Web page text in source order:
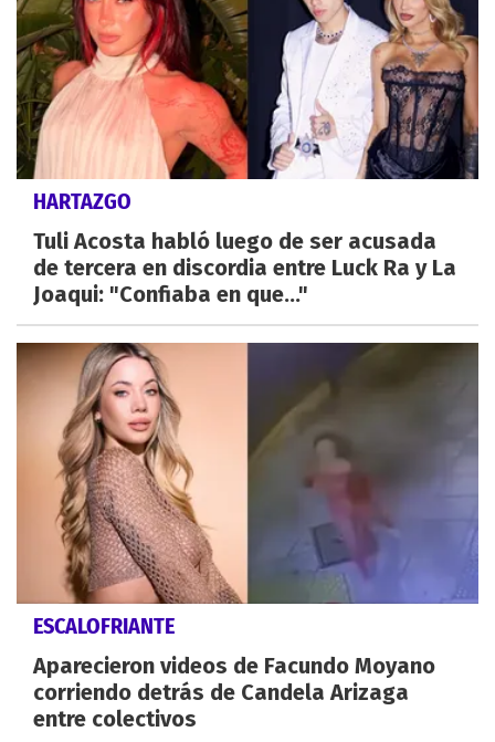
HARTAZGO
Tuli Acosta habló luego de ser acusada
de tercera en discordia entre Luck Ra y La
Joaqui: "Confiaba en que..."
ESCALOFRIANTE
Aparecieron videos de Facundo Moyano
corriendo detrás de Candela Arizaga
entre colectivos